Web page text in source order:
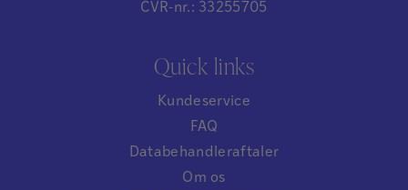
CVR-nr.: 33255705
Quick links
Kundeservice
FAQ
Databehandleraftaler
Om os